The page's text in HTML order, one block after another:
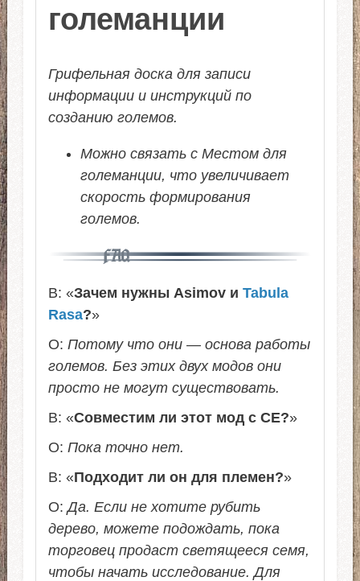
големанции
Грифельная доска для записи
информации и инструкций по
созданию големов.
Можно связать с Местом для
големанции, что увеличивает
скорость формирования
големов.
В: «Зачем нужны Asimov и Tabula
Rasa?»
О: Потому что они — основа работы
големов. Без этих двух модов они
просто не могут существовать.
В: «Совместим ли этот мод с CE?»
О: Пока точно нет.
В: «Подходит ли он для племен?»
О:Да. Если не хотите рубить
дерево, можете подождать, пока
торговец продаст светящееся семя,
чтобы начать исследование. Для